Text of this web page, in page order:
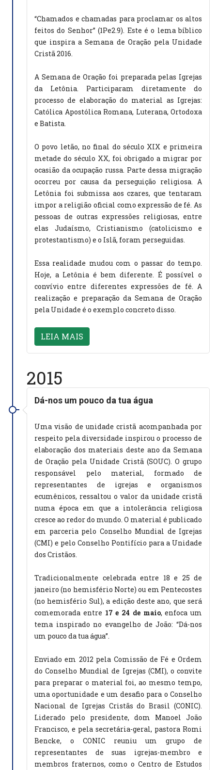
“Chamados e chamadas para proclamar os altos
feitos do Senhor” (1Pe2.9). Este é o lema bíblico
que inspira a Semana de Oração pela Unidade
Cristã 2016.
A Semana de Oração foi preparada pelas Igrejas
da Letônia. Participaram diretamente do
processo de elaboração do material as Igrejas:
Católica Apostólica Romana, Luterana, Ortodoxa
e Batista.
O povo letão, no final do século XIX e primeira
metade do século XX, foi obrigado a migrar por
ocasião da ocupação russa. Parte dessa migração
ocorreu por causa da perseguição religiosa. A
Letônia foi submissa aos czares, que tentaram
impor a religião oficial como expressão de fé. As
pessoas de outras expressões religiosas, entre
elas Judaísmo, Cristianismo (catolicismo e
protestantismo) e o Islã, foram perseguidas.
Essa realidade mudou com o passar do tempo.
Hoje, a Letônia é bem diferente. É possível o
convívio entre diferentes expressões de fé. A
realização e preparação da Semana de Oração
pela Unidade é o exemplo concreto disso.
LEIA MAIS
2015
Dá-nos um pouco da tua água
Uma visão de unidade cristã acompanhada por
respeito pela diversidade inspirou o processo de
elaboração dos materiais deste ano da Semana
de Oração pela Unidade Cristã (SOUC). O grupo
responsável pelo material, formado de
representantes de igrejas e organismos
ecumênicos, ressaltou o valor da unidade cristã
numa época em que a intolerância religiosa
cresce ao redor do mundo. O material é publicado
em parceria pelo Conselho Mundial de Igrejas
(CMI) e pelo Conselho Pontifício para a Unidade
dos Cristãos.
Tradicionalmente celebrada entre 18 e 25 de
janeiro (no hemisfério Norte) ou em Pentecostes
(no hemisfério Sul), a edição deste ano, que será
comemorada entre 17 e 24 de maio, enfoca um
tema inspirado no evangelho de João: “Dá-nos
um pouco da tua água”.
Enviado em 2012 pela Comissão de Fé e Ordem
do Conselho Mundial de Igrejas (CMI), o convite
para preparar o material foi, ao mesmo tempo,
uma oportunidade e um desafio para o Conselho
Nacional de Igrejas Cristãs do Brasil (CONIC).
Liderado pelo presidente, dom Manoel João
Francisco, e pela secretária-geral, pastora Romi
Bencke, o CONIC reuniu um grupo de
representantes de suas igrejas-membro e
membros fraternos, como o Centro de Estudos